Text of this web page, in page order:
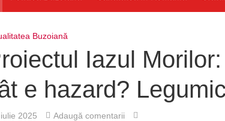
Buzoiană
Iazul
e hazard?
2025 Adaugă comentarii